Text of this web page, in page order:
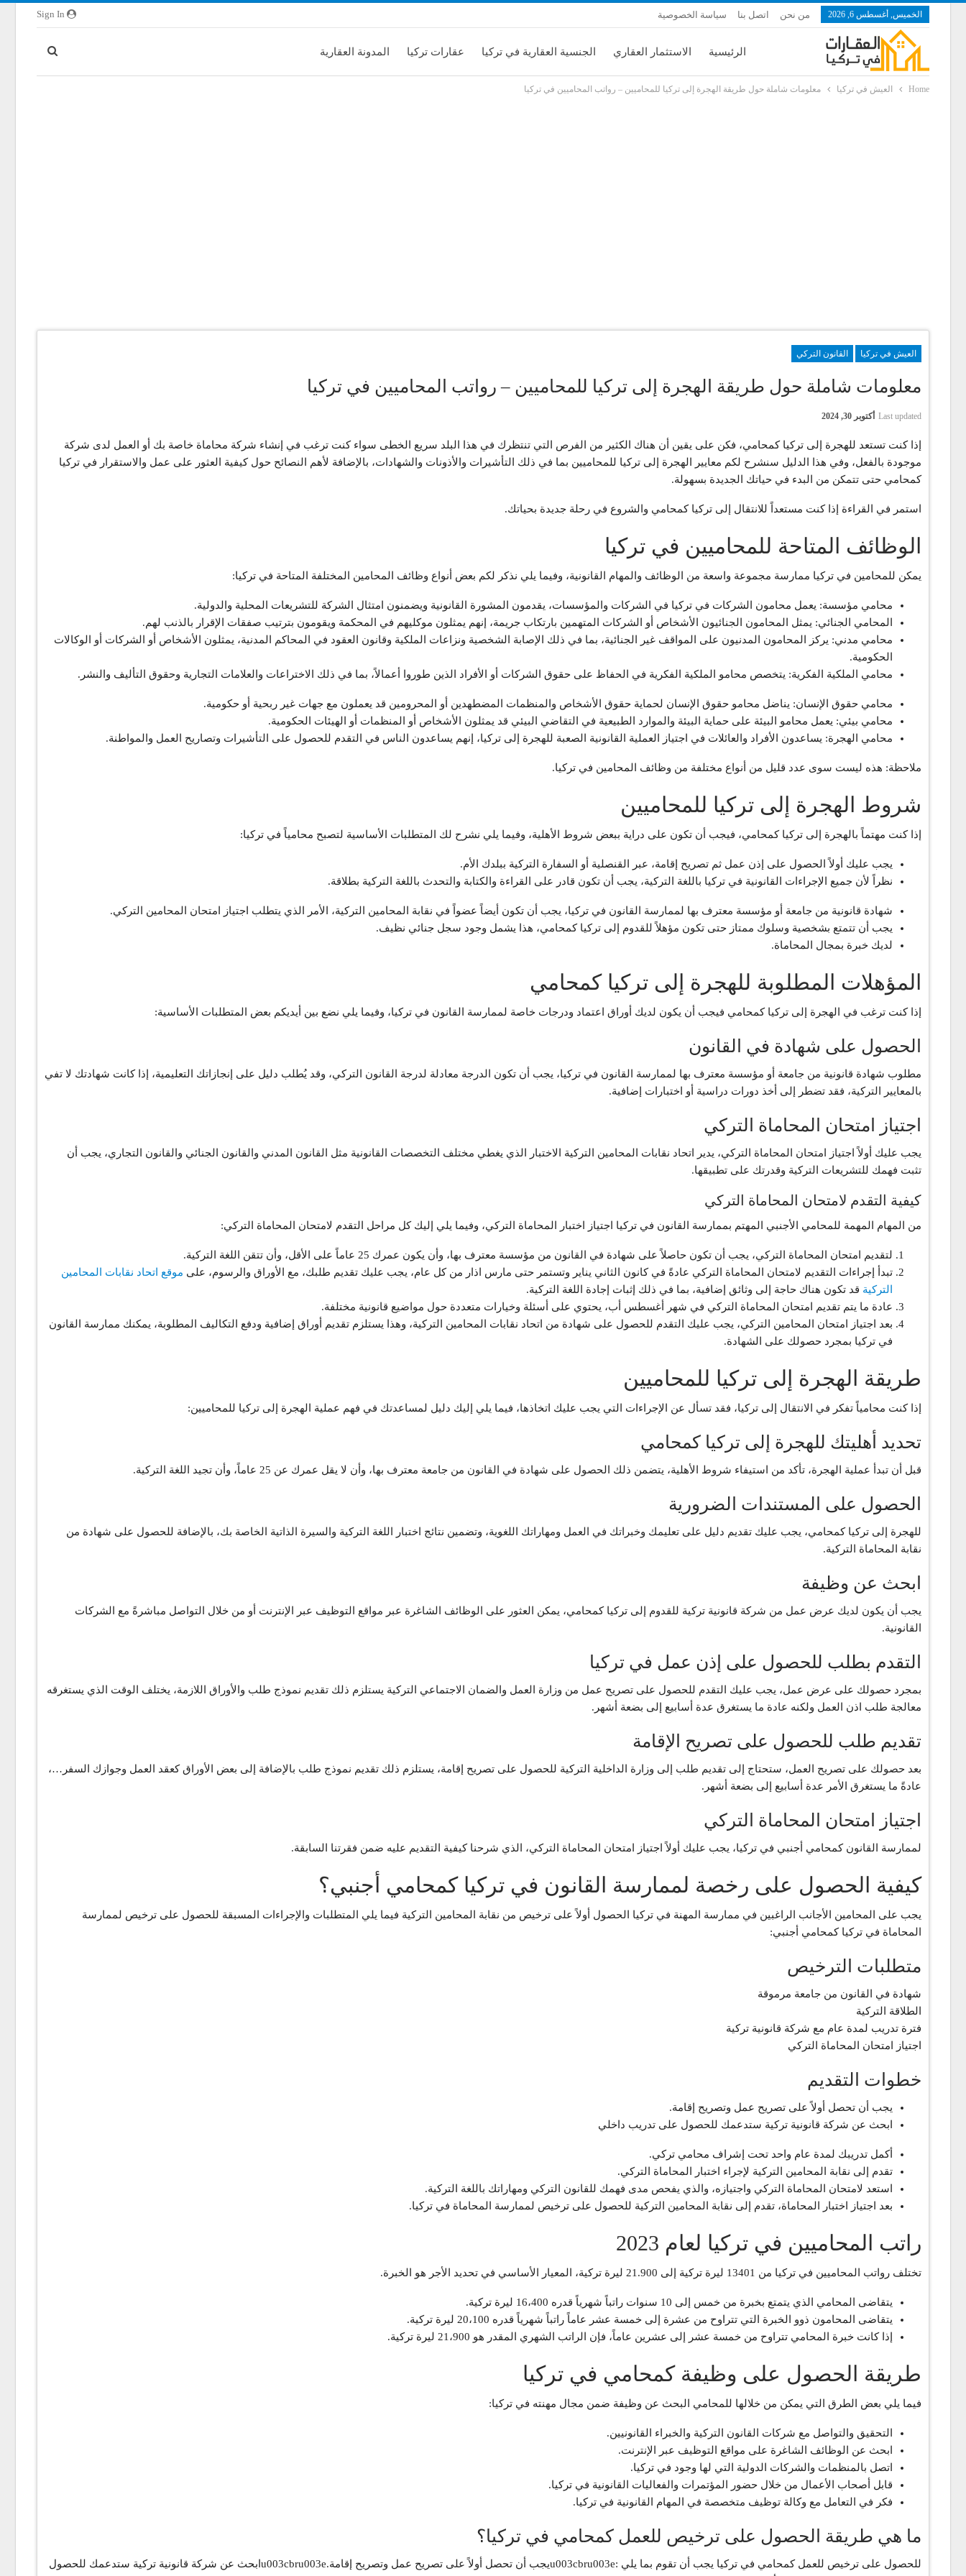
الخميس, أغسطس 6, 2026 من نحن اتصل بنا سياسة الخصوصية
الرئيسية الاستثمار العقاري الجنسية العقارية في تركيا عقارات تركيا المدونة العقارية
Home العيش في تركيا معلومات شاملة حول طريقة الهجرة إلى تركيا للمحاميين – رواتب المحاميين في تركيا
العيش في تركيا القانون التركي
معلومات شاملة حول طريقة الهجرة إلى تركيا للمحاميين – رواتب المحاميين في تركيا
Last updated أكتوبر 30, 2024
إذا كنت تستعد للهجرة إلى تركيا كمحامي، فكن على يقين أن هناك الكثير من الفرص التي تنتظرك في هذا البلد سريع الخطى سواء كنت ترغب في إنشاء شركة محاماة خاصة بك أو العمل لدى شركة
موجودة بالفعل، وفي هذا الدليل سنشرح لكم معايير الهجرة إلى تركيا للمحاميين بما في ذلك التأشيرات والأذونات والشهادات، بالإضافة لأهم النصائح حول كيفية العثور على عمل والاستقرار في تركيا
كمحامي حتى تتمكن من البدء في حياتك الجديدة بسهولة.
استمر في القراءة إذا كنت مستعداً للانتقال إلى تركيا كمحامي والشروع في رحلة جديدة بحياتك.
الوظائف المتاحة للمحاميين في تركيا
يمكن للمحامين في تركيا ممارسة مجموعة واسعة من الوظائف والمهام القانونية، وفيما يلي نذكر لكم بعض أنواع وظائف المحامين المختلفة المتاحة في تركيا:
محامي مؤسسة: يعمل محامون الشركات في تركيا في الشركات والمؤسسات، يقدمون المشورة القانونية ويضمنون امتثال الشركة للتشريعات المحلية والدولية.
المحامي الجنائي: يمثل المحامون الجنائيون الأشخاص أو الشركات المتهمين بارتكاب جريمة، إنهم يمثلون موكليهم في المحكمة ويقومون بترتيب صفقات الإقرار بالذنب لهم.
محامي مدني: يركز المحامون المدنيون على المواقف غير الجنائية، بما في ذلك الإصابة الشخصية ونزاعات الملكية وقانون العقود في المحاكم المدنية، يمثلون الأشخاص أو الشركات أو الوكالات
الحكومية.
محامي الملكية الفكرية: يتخصص محامو الملكية الفكرية في الحفاظ على حقوق الشركات أو الأفراد الذين طوروا أعمالاً، بما في ذلك الاختراعات والعلامات التجارية وحقوق التأليف والنشر.
محامي حقوق الإنسان: يناضل محامو حقوق الإنسان لحماية حقوق الأشخاص والمنظمات المضطهدين أو المحرومين قد يعملون مع جهات غير ربحية أو حكومية.
محامي بيئي: يعمل محامو البيئة على حماية البيئة والموارد الطبيعية في التقاضي البيئي قد يمثلون الأشخاص أو المنظمات أو الهيئات الحكومية.
محامي الهجرة: يساعدون الأفراد والعائلات في اجتياز العملية القانونية الصعبة للهجرة إلى تركيا، إنهم يساعدون الناس في التقدم للحصول على التأشيرات وتصاريح العمل والمواطنة.
ملاحظة: هذه ليست سوى عدد قليل من أنواع مختلفة من وظائف المحامين في تركيا.
شروط الهجرة إلى تركيا للمحاميين
إذا كنت مهتماً بالهجرة إلى تركيا كمحامي، فيجب أن تكون على دراية ببعض شروط الأهلية، وفيما يلي نشرح لك المتطلبات الأساسية لتصبح محامياً في تركيا:
يجب عليك أولاً الحصول على إذن عمل ثم تصريح إقامة، عبر القنصلية أو السفارة التركية ببلدك الأم.
نظراً لأن جميع الإجراءات القانونية في تركيا باللغة التركية، يجب أن تكون قادر على القراءة والكتابة والتحدث باللغة التركية بطلاقة.
شهادة قانونية من جامعة أو مؤسسة معترف بها لممارسة القانون في تركيا، يجب أن تكون أيضاً عضواً في نقابة المحامين التركية، الأمر الذي يتطلب اجتياز امتحان المحامين التركي.
يجب أن تتمتع بشخصية وسلوك ممتاز حتى تكون مؤهلاً للقدوم إلى تركيا كمحامي، هذا يشمل وجود سجل جنائي نظيف.
لديك خبرة بمجال المحاماة.
المؤهلات المطلوبة للهجرة إلى تركيا كمحامي
إذا كنت ترغب في الهجرة إلى تركيا كمحامي فيجب أن يكون لديك أوراق اعتماد ودرجات خاصة لممارسة القانون في تركيا، وفيما يلي نضع بين أيديكم بعض المتطلبات الأساسية:
الحصول على شهادة في القانون
مطلوب شهادة قانونية من جامعة أو مؤسسة معترف بها لممارسة القانون في تركيا، يجب أن تكون الدرجة معادلة لدرجة القانون التركي، وقد يُطلب دليل على إنجازاتك التعليمية، إذا كانت شهادتك لا تفي
بالمعايير التركية، فقد تضطر إلى أخذ دورات دراسية أو اختبارات إضافية.
اجتياز امتحان المحاماة التركي
يجب عليك أولاً اجتياز امتحان المحاماة التركي، يدير اتحاد نقابات المحامين التركية الاختبار الذي يغطي مختلف التخصصات القانونية مثل القانون المدني والقانون الجنائي والقانون التجاري، يجب أن
تثبت فهمك للتشريعات التركية وقدرتك على تطبيقها.
كيفية التقدم لامتحان المحاماة التركي
من المهام المهمة للمحامي الأجنبي المهتم بممارسة القانون في تركيا اجتياز اختبار المحاماة التركي، وفيما يلي إليك كل مراحل التقدم لامتحان المحاماة التركي:
لتقديم امتحان المحاماة التركي، يجب أن تكون حاصلاً على شهادة في القانون من مؤسسة معترف بها، وأن يكون عمرك 25 عاماً على الأقل، وأن تتقن اللغة التركية.
تبدأ إجراءات التقديم لامتحان المحاماة التركي عادةً في كانون الثاني يناير وتستمر حتى مارس اذار من كل عام، يجب عليك تقديم طلبك، مع الأوراق والرسوم، على موقع اتحاد نقابات المحامين
التركية قد تكون هناك حاجة إلى وثائق إضافية، بما في ذلك إثبات إجادة اللغة التركية.
عادة ما يتم تقديم امتحان المحاماة التركي في شهر أغسطس أب، يحتوي على أسئلة وخيارات متعددة حول مواضيع قانونية مختلفة.
بعد اجتياز امتحان المحامين التركي، يجب عليك التقدم للحصول على شهادة من اتحاد نقابات المحامين التركية، وهذا يستلزم تقديم أوراق إضافية ودفع التكاليف المطلوبة، يمكنك ممارسة القانون
في تركيا بمجرد حصولك على الشهادة.
طريقة الهجرة إلى تركيا للمحاميين
إذا كنت محامياً تفكر في الانتقال إلى تركيا، فقد تسأل عن الإجراءات التي يجب عليك اتخاذها، فيما يلي إليك دليل لمساعدتك في فهم عملية الهجرة إلى تركيا للمحاميين:
تحديد أهليتك للهجرة إلى تركيا كمحامي
قبل أن تبدأ عملية الهجرة، تأكد من استيفاء شروط الأهلية، يتضمن ذلك الحصول على شهادة في القانون من جامعة معترف بها، وأن لا يقل عمرك عن 25 عاماً، وأن تجيد اللغة التركية.
الحصول على المستندات الضرورية
للهجرة إلى تركيا كمحامي، يجب عليك تقديم دليل على تعليمك وخبراتك في العمل ومهاراتك اللغوية، وتضمين نتائج اختبار اللغة التركية والسيرة الذاتية الخاصة بك، بالإضافة للحصول على شهادة من
نقابة المحاماة التركية.
ابحث عن وظيفة
يجب أن يكون لديك عرض عمل من شركة قانونية تركية للقدوم إلى تركيا كمحامي، يمكن العثور على الوظائف الشاغرة عبر مواقع التوظيف عبر الإنترنت أو من خلال التواصل مباشرةً مع الشركات
القانونية.
التقدم بطلب للحصول على إذن عمل في تركيا
بمجرد حصولك على عرض عمل، يجب عليك التقدم للحصول على تصريح عمل من وزارة العمل والضمان الاجتماعي التركية يستلزم ذلك تقديم نموذج طلب والأوراق اللازمة، يختلف الوقت الذي يستغرقه
معالجة طلب اذن العمل ولكنه عادة ما يستغرق عدة أسابيع إلى بضعة أشهر.
تقديم طلب للحصول على تصريح الإقامة
بعد حصولك على تصريح العمل، ستحتاج إلى تقديم طلب إلى وزارة الداخلية التركية للحصول على تصريح إقامة، يستلزم ذلك تقديم نموذج طلب بالإضافة إلى بعض الأوراق كعقد العمل وجوازك السفر…،
عادةً ما يستغرق الأمر عدة أسابيع إلى بضعة أشهر.
اجتياز امتحان المحاماة التركي
لممارسة القانون كمحامي أجنبي في تركيا، يجب عليك أولاً اجتياز امتحان المحاماة التركي، الذي شرحنا كيفية التقديم عليه ضمن فقرتنا السابقة.
كيفية الحصول على رخصة لممارسة القانون في تركيا كمحامي أجنبي؟
يجب على المحامين الأجانب الراغبين في ممارسة المهنة في تركيا الحصول أولاً على ترخيص من نقابة المحامين التركية فيما يلي المتطلبات والإجراءات المسبقة للحصول على ترخيص لممارسة
المحاماة في تركيا كمحامي أجنبي:
متطلبات الترخيص
شهادة في القانون من جامعة مرموقة
الطلاقة التركية
فترة تدريب لمدة عام مع شركة قانونية تركية
اجتياز امتحان المحاماة التركي
خطوات التقديم
يجب أن تحصل أولاً على تصريح عمل وتصريح إقامة.
ابحث عن شركة قانونية تركية ستدعمك للحصول على تدريب داخلي
أكمل تدريبك لمدة عام واحد تحت إشراف محامي تركي.
تقدم إلى نقابة المحامين التركية لإجراء اختبار المحاماة التركي.
استعد لامتحان المحاماة التركي واجتيازه، والذي يفحص مدى فهمك للقانون التركي ومهاراتك باللغة التركية.
بعد اجتياز اختبار المحاماة، تقدم إلى نقابة المحامين التركية للحصول على ترخيص لممارسة المحاماة في تركيا.
راتب المحاميين في تركيا لعام 2023
تختلف رواتب المحاميين في تركيا من 13401 ليرة تركية إلى 21.900 ليرة تركية، المعيار الأساسي في تحديد الأجر هو الخبرة.
يتقاضى المحامي الذي يتمتع بخبرة من خمس إلى 10 سنوات راتباً شهرياً قدره 16،400 ليرة تركية.
يتقاضى المحامون ذوو الخبرة التي تتراوح من عشرة إلى خمسة عشر عاماً راتباً شهرياً قدره 20،100 ليرة تركية.
إذا كانت خبرة المحامي تتراوح من خمسة عشر إلى عشرين عاماً، فإن الراتب الشهري المقدر هو 21،900 ليرة تركية.
طريقة الحصول على وظيفة كمحامي في تركيا
فيما يلي بعض الطرق التي يمكن من خلالها للمحامي البحث عن وظيفة ضمن مجال مهنته في تركيا:
التحقيق والتواصل مع شركات القانون التركية والخبراء القانونيين.
ابحث عن الوظائف الشاغرة على مواقع التوظيف عبر الإنترنت.
اتصل بالمنظمات والشركات الدولية التي لها وجود في تركيا.
قابل أصحاب الأعمال من خلال حضور المؤتمرات والفعاليات القانونية في تركيا.
فكر في التعامل مع وكالة توظيف متخصصة في المهام القانونية في تركيا.
ما هي طريقة الحصول على ترخيص للعمل كمحامي في تركيا؟
للحصول على ترخيص للعمل كمحامي في تركيا يجب أن تقوم بما يلي :u003cbru003eيجب أن تحصل أولاً على تصريح عمل وتصريح إقامة.u003cbru003eابحث عن شركة قانونية تركية ستدعمك للحصول